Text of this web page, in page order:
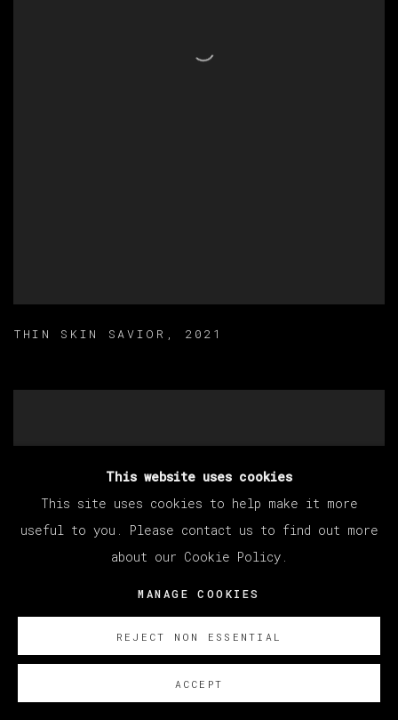
THIN SKIN SAVIOR 2021
This website uses cookies
This site uses cookies to help make it more
useful to you. Please contact us to find out more
about our Cookie Policy.
MANAGE COOKIES
REJECT NON ESSENTIAL
ACCEPT